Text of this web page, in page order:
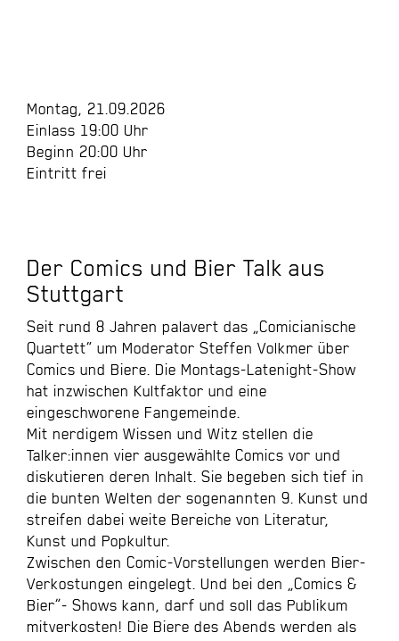
Montag, 21.09.2026
Einlass 19:00 Uhr
Beginn 20:00 Uhr
Eintritt frei
Der Comics und Bier Talk aus
Stuttgart
Seit rund 8 Jahren palavert das „Comicianische
Quartett“ um Moderator Steffen Volkmer über
Comics und Biere. Die Montags-Latenight-Show
hat inzwischen Kultfaktor und eine
eingeschworene Fangemeinde.
Mit nerdigem Wissen und Witz stellen die
Talker:innen vier ausgewählte Comics vor und
diskutieren deren Inhalt. Sie begeben sich tief in
die bunten Welten der sogenannten 9. Kunst und
streifen dabei weite Bereiche von Literatur,
Kunst und Popkultur.
Zwischen den Comic-Vorstellungen werden Bier-
Verkostungen eingelegt. Und bei den „Comics &
Bier”- Shows kann, darf und soll das Publikum
mitverkosten! Die Biere des Abends werden als